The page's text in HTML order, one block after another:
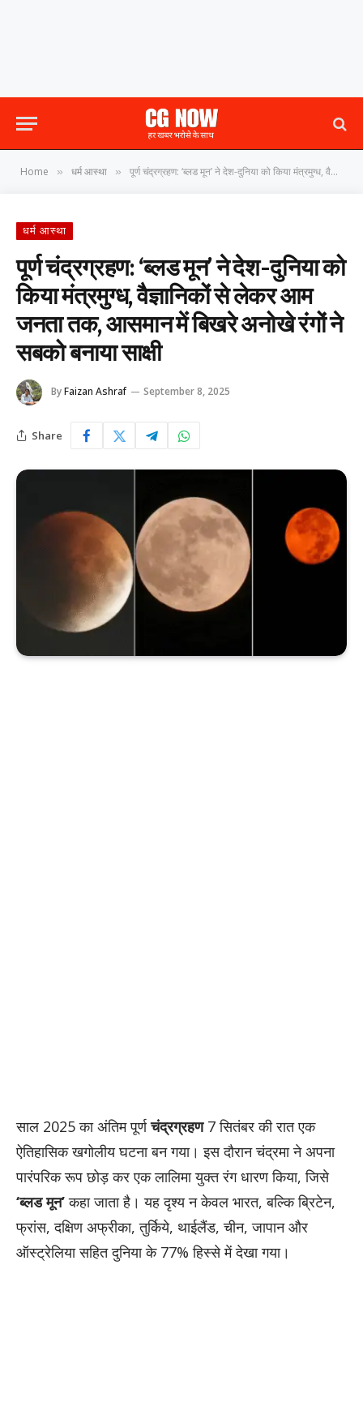
Home » धर्म आस्था » पूर्ण चंद्रग्रहण: ‘ब्लड मून’ ने देश-दुनिया को किया मंत्रमुग्ध, वैज्ञानिकों से लेकर आम जनता तक, आसमान में बिखरे अनोखे रंगों ने सबको बनाया साक्षी
धर्म आस्था
पूर्ण चंद्रग्रहण: ‘ब्लड मून’ ने देश-दुनिया को
किया मंत्रमुग्ध, वैज्ञानिकों से लेकर आम
जनता तक, आसमान में बिखरे अनोखे रंगों ने
सबको बनाया साक्षी
ByFaizan Ashraf September 8, 2025
Share
साल 2025 का अंतिम पूर्णचंद्रग्रहण7 सितंबर की रात एक
ऐतिहासिक खगोलीय घटना बन गया। इस दौरान चंद्रमा ने अपना
पारंपरिक रूप छोड़ कर एक लालिमा युक्त रंग धारण किया, जिसे
‘ब्लड मून’कहा जाता है। यह दृश्य न केवल भारत, बल्कि ब्रिटेन,
फ्रांस, दक्षिण अफ्रीका, तुर्किये, थाईलैंड, चीन, जापान और
ऑस्ट्रेलिया सहित दुनिया के 77% हिस्से में देखा गया।